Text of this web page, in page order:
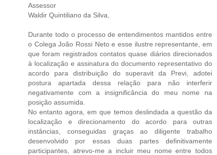
Assessor
Waldir Quintiliano da Silva,
Durante todo o processo de entendimentos mantidos entre
o Colega João Rossi Neto e esse ilustre representante, em
que foram registrados contatos quase diários direcionados
à localização e assinatura do documento representativo do
acordo para distribuição do superavit da Previ, adotei
postura apartada dessa relação para não interferir
negativamente com a insignificância do meu nome na
posição assumida.
No entanto agora, em que temos deslindada a questão da
localização e direcionamento do acordo para outras
instâncias, conseguidas graças ao diligente trabalho
desenvolvido por essas duas partes definitivamente
participantes, atrevo-me a incluir meu nome entre todos